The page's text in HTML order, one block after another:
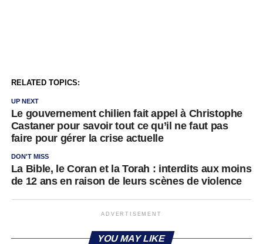
RELATED TOPICS:
UP NEXT
Le gouvernement chilien fait appel à Christophe
Castaner pour savoir tout ce qu’il ne faut pas
faire pour gérer la crise actuelle
DON'T MISS
La Bible, le Coran et la Torah : interdits aux moins
de 12 ans en raison de leurs scènes de violence
ADVERTISEMENT
YOU MAY LIKE